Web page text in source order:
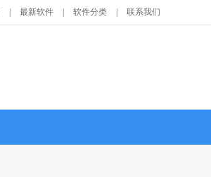
最新软件 软件分类 联系我们